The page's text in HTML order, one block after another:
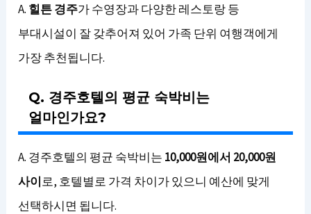
A. 힐튼 경주가 수영장과 다양한 레스토랑 등
부대시설이 잘 갖추어져 있어 가족 단위 여행객에게
가장 추천됩니다.
Q. 경주호텔의 평균 숙박비는
얼마인가요?
A. 경주호텔의 평균 숙박비는 10,000원에서 20,000원
사이로, 호텔별로 가격 차이가 있으니 예산에 맞게
선택하시면 됩니다.